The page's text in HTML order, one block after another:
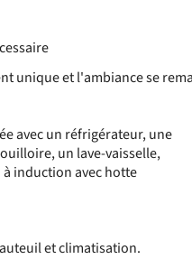
unique et l'ambiance se
avec un réfrigérateur, une
un lave-vaisselle,
induction avec hotte
et climatisation.